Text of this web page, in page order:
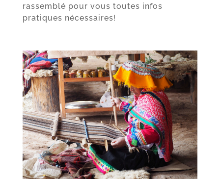
rassemblé pour vous toutes infos
pratiques nécessaires!